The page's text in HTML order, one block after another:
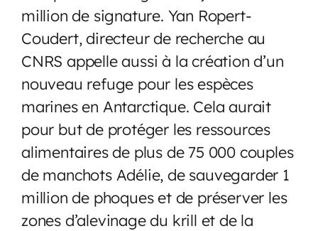
million de signature. Yan Ropert-
Coudert, directeur de recherche au
CNRS appelle aussi à la création d’un
nouveau refuge pour les espèces
marines en Antarctique. Cela aurait
pour but de protéger les ressources
alimentaires de plus de 75 000 couples
de manchots Adélie, de sauvegarder 1
million de phoques et de préserver les
zones d’alevinage du krill et de la